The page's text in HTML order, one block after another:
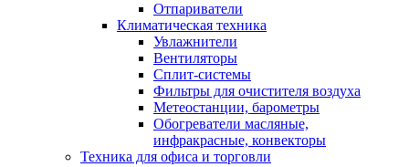
Отпариватели
Климатическая техника
Увлажнители
Вентиляторы
Сплит-системы
Фильтры для очистителя воздуха
Метеостанции, барометры
Обогреватели масляные,
инфракрасные, конвекторы
Техника для офиса и торговли